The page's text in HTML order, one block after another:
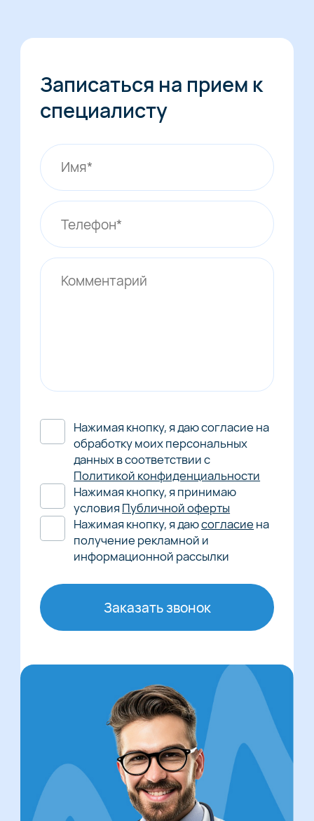
Записаться на прием к
специалисту
Нажимая кнопку, я даю согласие на
обработку моих персональных
данных в соответствии с
Политикой конфиденциальности
Нажимая кнопку, я принимаю
условия Публичной оферты
Нажимая кнопку, я даюсогласие на
получение рекламной и
информационной рассылки
Заказать звонок